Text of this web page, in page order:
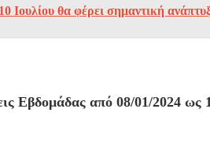
Ιουλίου θα φέρει σημαντική
Εβδομάδας από 08/01/2024 ως